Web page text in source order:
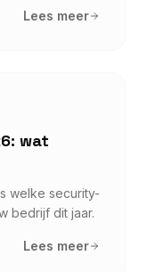
Lees meer
wat
welke security-
bedrijf dit jaar.
Lees meer